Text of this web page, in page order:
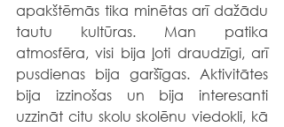
apakštēmās tika minētas arī dažādu
tautu kultūras. Man patika
atmosfēra, visi bija ļoti draudzīgi, arī
pusdienas bija garšīgas. Aktivitātes
bija izzinošas un bija interesanti
uzzināt citu skolu skolēnu viedokli, kā